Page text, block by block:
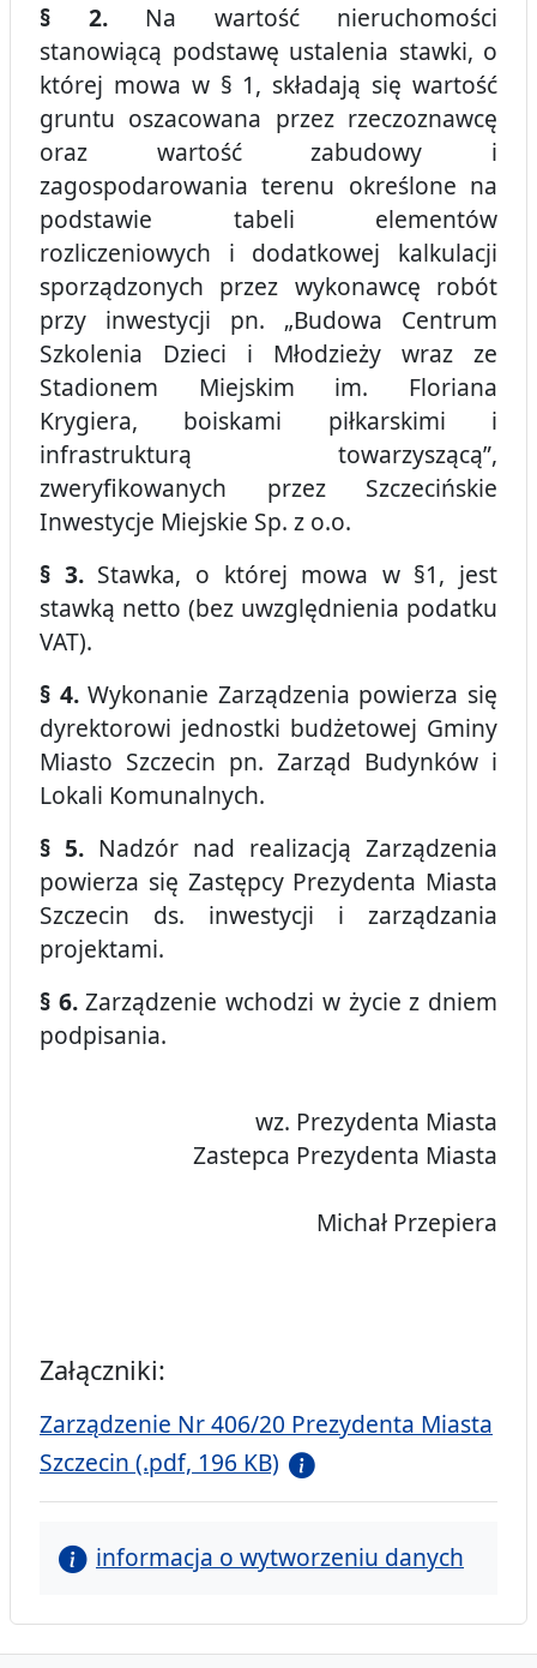
§ 2. Na wartość nieruchomości
stanowiącą podstawę ustalenia stawki, o
której mowa w § 1, składają się wartość
gruntu oszacowana przez rzeczoznawcę
oraz wartość zabudowy i
zagospodarowania terenu określone na
podstawie tabeli elementów
rozliczeniowych i dodatkowej kalkulacji
sporządzonych przez wykonawcę robót
przy inwestycji pn. „Budowa Centrum
Szkolenia Dzieci i Młodzieży wraz ze
Stadionem Miejskim im. Floriana
Krygiera, boiskami piłkarskimi i
infrastrukturą towarzyszącą”,
zweryfikowanych przez Szczecińskie
Inwestycje Miejskie Sp. z o.o.
§ 3. Stawka, o której mowa w §1, jest
stawką netto (bez uwzględnienia podatku
VAT).
§ 4.Wykonanie Zarządzenia powierza się
dyrektorowi jednostki budżetowej Gminy
Miasto Szczecin pn. Zarząd Budynków i
Lokali Komunalnych.
§ 5. Nadzór nad realizacją Zarządzenia
powierza się Zastępcy Prezydenta Miasta
Szczecin ds. inwestycji i zarządzania
projektami.
§ 6.Zarządzenie wchodzi w życie z dniem
podpisania.
wz. Prezydenta Miasta
Zastepca Prezydenta Miasta
Michał Przepiera
Załączniki:
Zarządzenie Nr 406/20 Prezydenta Miasta
Szczecin (.pdf, 196 KB)
informacja o wytworzeniu danych